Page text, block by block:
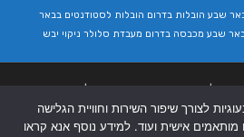
שבע הובלות בדרום הובלות לסטודנטים בבאר
שבע מכבסה בדרום מעבדת סלולר ניקוי יבש
בבאר שבע |
לצורך שיפור השירות וחוויית הגלישה
אישית ועוד. למידע נוסף אנא קראו